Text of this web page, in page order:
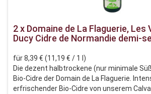
2 x Domaine de La Flaguerie, Les
Ducy Cidre de Normandie demi-
für 8,39 € (11,19 € / 1 l)
Die dezent halbtrockene (nur minimale
Bio-Cidre der Domain de La Flaguerie.
erfrischender Bio-Cidre von unserem